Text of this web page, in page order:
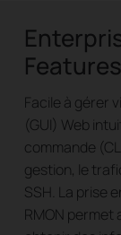
Features
Facile à gérer
(GUI) Web
commande
gestion, le
SSH. La prise
RMON